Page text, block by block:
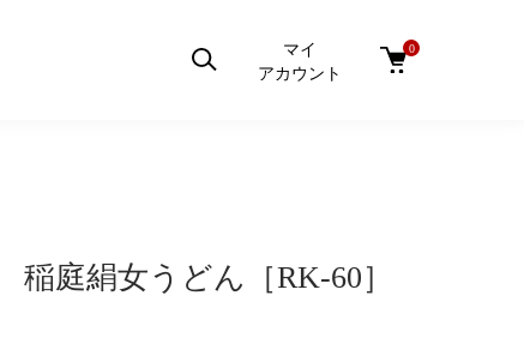
マイ
アカウント
0
稲庭絹女うどん［RK-60］